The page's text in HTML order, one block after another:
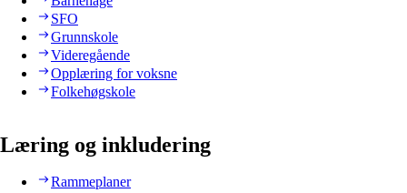
SFO
Grunnskole
Videregående
Opplæring for voksne
Folkehøgskole
Læring og inkludering
Rammeplaner